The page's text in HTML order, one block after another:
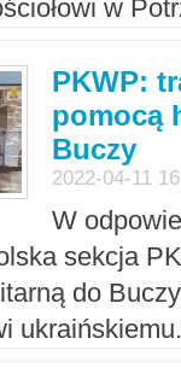
w
PKWP:
pomocą
Buczy
2022-04-11
W
sekcja
do